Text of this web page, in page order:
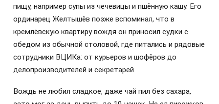
пищу, например супы из чечевицы и пшённую кашу. Его
ординарец Желтышёв позже вспоминал, что в
кремлёвскую квартиру вождя он приносил судки с
обедом из обычной столовой, где питались и рядовые
сотрудники ВЦИКа: от курьеров и шофёров до
делопроизводителей и секретарей.
Вождь не любил сладкое, даже чай пил без сахара,